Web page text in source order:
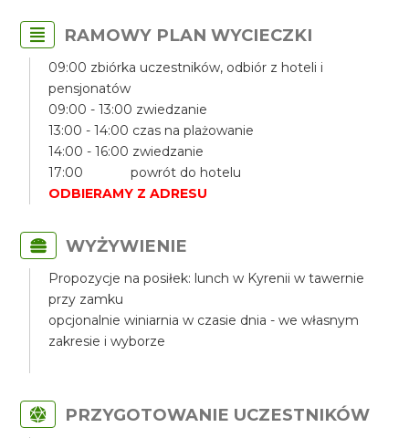
RAMOWY PLAN WYCIECZKI
09:00 zbiórka uczestników, odbiór z hoteli i
pensjonatów
09:00 - 13:00 zwiedzanie
13:00 - 14:00 czas na plażowanie
14:00 - 16:00 zwiedzanie
17:00 powrót do hotelu
ODBIERAMY Z ADRESU
WYŻYWIENIE
Propozycje na posiłek: lunch w Kyrenii w tawernie
przy zamku
opcjonalnie winiarnia w czasie dnia - we własnym
zakresie i wyborze
PRZYGOTOWANIE UCZESTNIKÓW